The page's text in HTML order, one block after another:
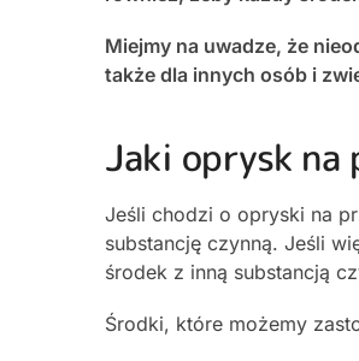
Miejmy na uwadze, że
także dla innych osób i
Jaki oprysk na
Jeśli chodzi o opryski na
substancję czynną. Jeśli
środek z inną substancją
Środki, które możemy